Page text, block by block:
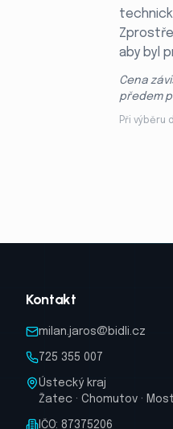
aby byl
Cena
předem
Při výběru
Kontakt
milan.jaros@bidli.cz
725 355 007
Ústecký kraj
Žatec · Chomutov · Most
IČO: 87375206